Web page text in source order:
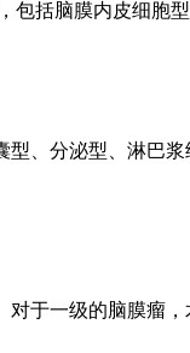
括脑膜内皮细
分泌型、淋巴
于一级的脑膜瘤，